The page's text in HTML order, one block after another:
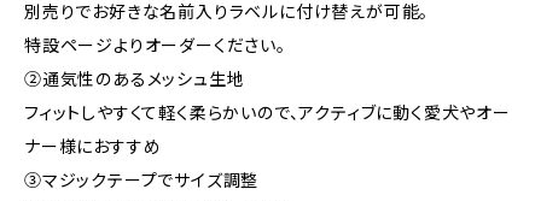
別売りでお好きな名前入りラベルに付け替えが可能。
特設ページよりオーダーください。
②通気性のあるメッシュ生地
フィットしやすくて軽く柔らかいので、アクティブに動く愛犬やオー
ナー様におすすめ
③マジックテープでサイズ調整